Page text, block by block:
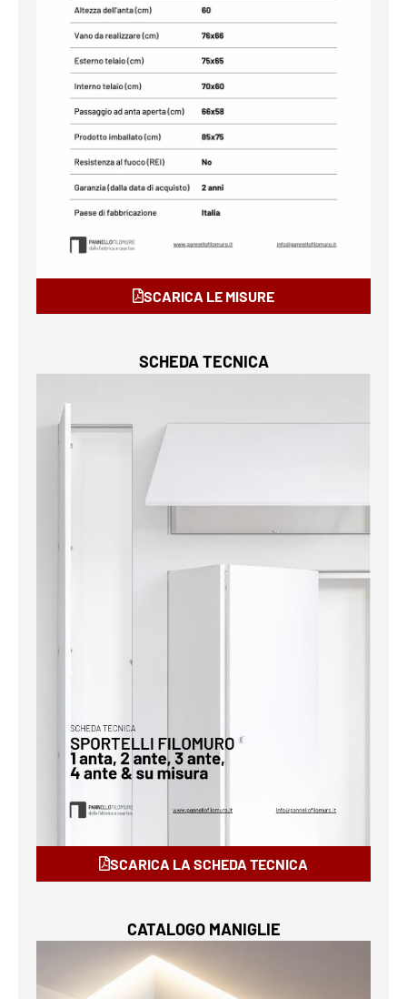
SCARICA LE MISURE
SCHEDA TECNICA
SCARICA LA SCHEDA TECNICA
CATALOGO MANIGLIE